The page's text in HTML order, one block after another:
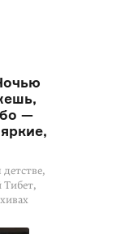
—
Тибет,